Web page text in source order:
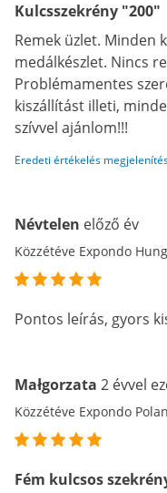
Kulcsszekrény "200"
Remek üzlet. Minden
medálkészlet. Nincs
Problémamentes
kiszállítást illeti,
szívvel ajánlom!!!
Eredeti értékelés
Névtelen előző év
Közzétéve Expondo
Pontos leírás, gyors
Małgorzata 2 évvel
Közzétéve Expondo
Fém kulcsos